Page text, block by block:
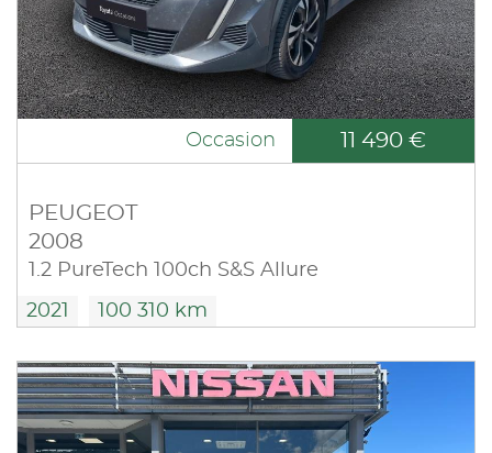
Occasion 11 490 €
PEUGEOT
2008
1.2 PureTech 100ch S&S Allure
2021 100 310 km